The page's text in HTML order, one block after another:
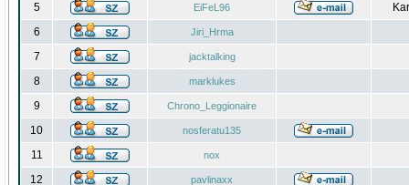
5 EiFeL96
6
Jiri_Hrma
7 jacktalking
8 marklukes
9 Chrono_Leggionaire
10 nosferatu135
11 nox
12 pavlinaxx